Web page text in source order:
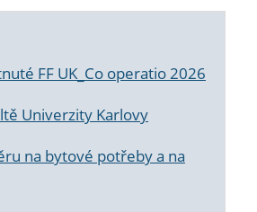
FF UK_Co operatio 2026
Univerzity Karlovy
na bytové potřeby a na